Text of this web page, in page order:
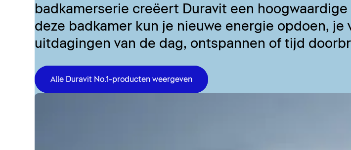
badkamerserie creëert Duravit een
deze badkamer kun je nieuwe energie opdoen,
uitdagingen van de dag, ontspannen of tijd
Alle Duravit No.1-producten weergeven